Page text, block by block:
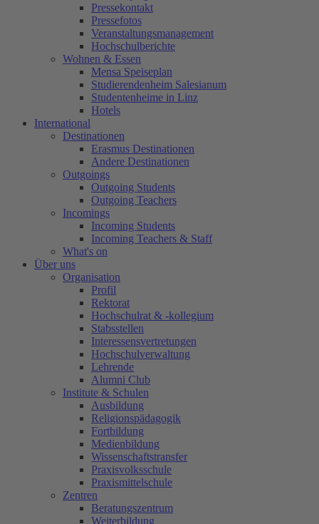
Pressekontakt
Pressefotos
Veranstaltungsmanagement
Hochschulberichte
Wohnen & Essen
Mensa Speiseplan
Studierendenheim Salesianum
Studentenheime in Linz
Hotels
International
Destinationen
Erasmus Destinationen
Andere Destinationen
Outgoings
Outgoing Students
Outgoing Teachers
Incomings
Incoming Students
Incoming Teachers & Staff
What's on
Über uns
Organisation
Profil
Rektorat
Hochschulrat & -kollegium
Stabsstellen
Interessensvertretungen
Hochschulverwaltung
Lehrende
Alumni Club
Institute & Schulen
Ausbildung
Religionspädagogik
Fortbildung
Medienbildung
Wissenschaftstransfer
Praxisvolksschule
Praxismittelschule
Zentren
Beratungszentrum
Weiterbildung